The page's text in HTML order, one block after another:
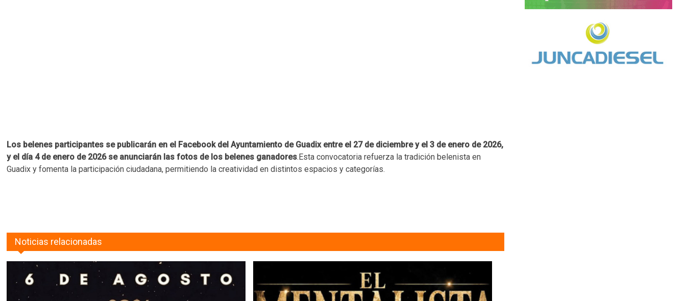
Los belenes participantes se publicarán en el Facebook del Ayuntamiento de Guadix entre el 27 de diciembre y el 3 de enero de 2026,
y el día 4 de enero de 2026 se anunciarán las fotos de los belenes ganadores.Esta convocatoria refuerza la tradición belenista en
Guadix y fomenta la participación ciudadana, permitiendo la creatividad en distintos espacios y categorías.​
Noticias relacionadas